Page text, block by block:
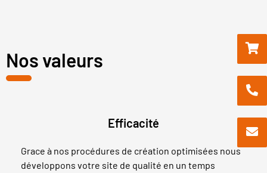
Nos valeurs
Efficacité
Grace à nos procédures de création optimisées nous
développons votre site de qualité en un temps